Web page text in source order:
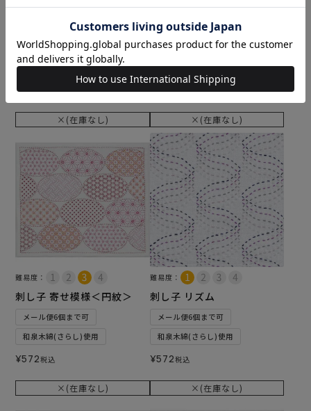
難易度：
刺し子 あじさい小道セット
メール便2個まで可
和泉木綿(さらし)使用
¥1,716税込
×(在庫なし)
難易度：
刺し子 秋の収穫
メール便6個まで可
和泉木綿(さらし)使用
¥572税込
×(在庫なし)
難易度：
刺し子 寄せ模様＜円紋＞
メール便6個まで可
和泉木綿(さらし)使用
¥572税込
×(在庫なし)
難易度：
刺し子 リズム
メール便6個まで可
和泉木綿(さらし)使用
¥572税込
×(在庫なし)